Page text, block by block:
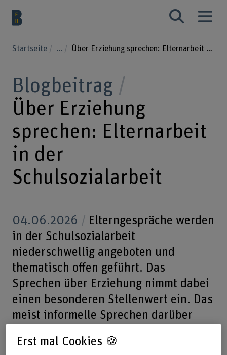
Startseite ... Über Erziehung sprechen: Elternarbeit in der Schulsozialarbeit
Blogbeitrag
Über Erziehung
sprechen: Elternarbeit
in der
Schulsozialarbeit
04.06.2026
Elterngespräche werden
in der Schulsozialarbeit
niederschwellig angeboten und
thematisch offen geführt. Das
Sprechen über Erziehung nimmt dabei
einen besonderen Stellenwert ein. Das
meist informelle Sprechen darüber
Handeln ohne Druck zu reflektieren
Erst mal Cookies 🍪